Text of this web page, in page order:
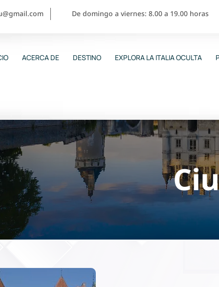
De domingo a viernes: 8.00 a 19.00 horas
ACERCA DE DESTINO EXPLORA LA ITALIA OCULTA